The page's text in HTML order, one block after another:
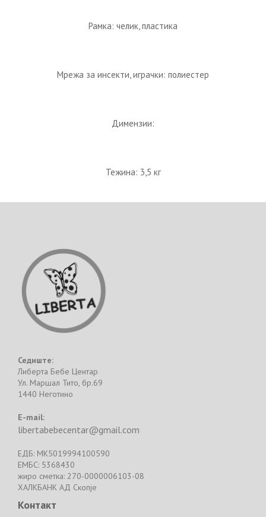
Рамка: челик, пластика
Мрежа за инсекти, играчки: полиестер
Димензии:
Тежина: 3,5 кг
Седиште:
Либерта Бебе Центар
Ул. Маршал Тито, бр.69
1440 Неготино
E-mail:
libertabebecentar@gmail.com
ЕДБ: MK5019994100590
ЕМБС: 5368430
жиро сметка: 270-0000006103-08
ХАЛКБАНК АД Скопје
Контакт